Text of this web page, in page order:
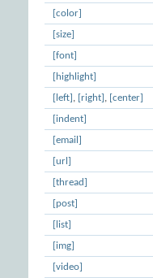
[color]
[size]
[font]
[highlight]
[left] , [right] , [center]
[indent]
[email]
[url]
[thread]
[post]
[list]
[img]
[video]